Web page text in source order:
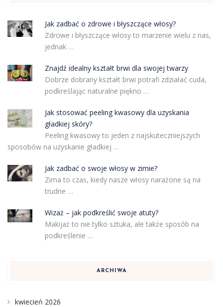
Jak zadbać o zdrowe i błyszczące włosy?
Zdrowe i błyszczące włosy to marzenie wielu z nas,
jednak …
Znajdź idealny kształt brwi dla swojej twarzy
Dobrze dobrany kształt brwi potrafi zdziałać cuda,
podkreślając naturalne piękno …
Jak stosować peeling kwasowy dla uzyskania
gładkiej skóry?
Peeling kwasowy to jeden z najskuteczniejszych
sposobów na uzyskanie gładkiej …
Jak zadbać o swoje włosy w zimie?
Zima to czas, kiedy nasze włosy narażone są na
trudne …
Wizaż – jak podkreślić swoje atuty?
Makijaż to nie tylko sztuka, ale także sposób na
podkreślenie …
ARCHIWA
kwiecień 2026